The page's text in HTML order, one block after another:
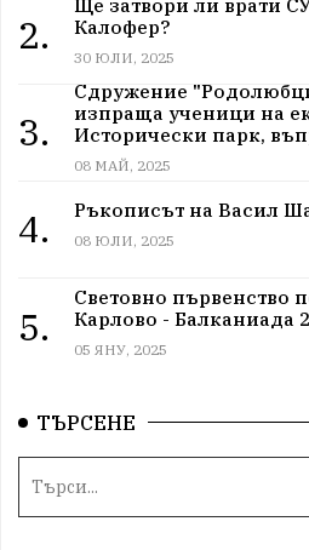
2.
Ще затвори ли врати
Калофер?
30 ЮЛИ, 2025
3.
Сдружение
изпраща ученици на
Исторически парк,
дискриминацията
08 МАЙ, 2025
4. Ръкописът на Васил
08 ЮЛИ, 2025
5.
Световно първенство
Карлово - Балканиада
05 ЯНУ, 2025
ТЪРСЕНЕ